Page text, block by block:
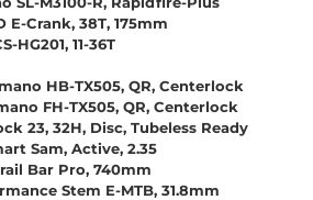
Crank, 38T, 175mm
HG201, 11-36T
HB-TX505, QR, Centerlock
FH-TX505, QR, Centerlock
23, 32H, Disc, Tubeless Ready
Sam, Active, 2.35
Bar Pro, 740mm
Stem E-MTB, 31.8mm